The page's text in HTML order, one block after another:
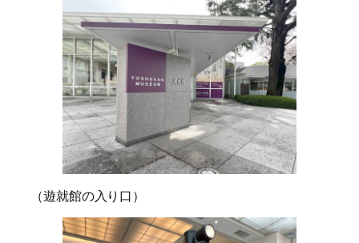
（遊就館の入り口）